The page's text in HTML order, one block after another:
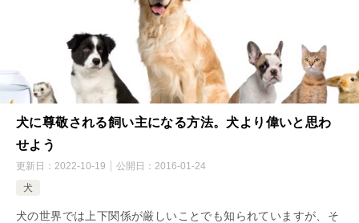
犬に尊敬される飼い主になる方法。犬より偉いと思わ
せよう
更新日： 2022-10-19 公開日： 2016-01-24
犬
犬の世界では上下関係が厳しいことでも知られていますが、そ